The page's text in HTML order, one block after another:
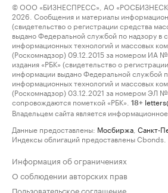
© ООО «БИЗНЕСПРЕСС», АО
2026. Сообщения и материалы
(свидетельство о регистрации средства
выдано Федеральной службой по надзору в
информационных технологий и массовых
(Роскомнадзор) 09.12.2015 за номером ИА
издания «РБК» (свидетельство о
информации выдано Федеральной службой
информационных технологий и массовых
(Роскомнадзор) 03.12.2021 за номером ЭЛ
сопровождаются пометкой «РБК».
18+
Владельцем сайта является информационное
Данные предоставлены: Мосбиржа Санкт-
Индексы облигаций предоставлены Cbonds.
Информация об ограничениях
О соблюдении авторских прав
Пользовательское соглашение